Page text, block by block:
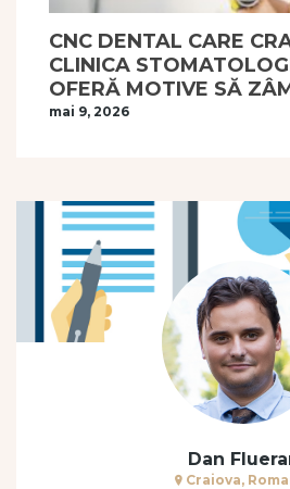
CNC DENTAL CARE
CLINICA
OFERĂ MOTIVE SĂ
mai 9, 2026
Dan
Craiova,